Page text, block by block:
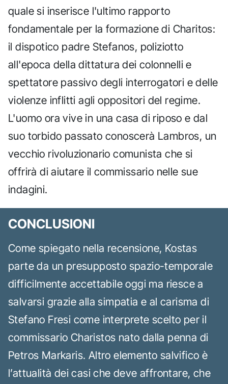
quale si inserisce l'ultimo rapporto
fondamentale per la formazione di Charitos:
il dispotico padre Stefanos, poliziotto
all'epoca della dittatura dei colonnelli e
spettatore passivo degli interrogatori e delle
violenze inflitti agli oppositori del regime.
L'uomo ora vive in una casa di riposo e dal
suo torbido passato conoscerà Lambros, un
vecchio rivoluzionario comunista che si
offrirà di aiutare il commissario nelle sue
indagini.
CONCLUSIONI
Come spiegato nella recensione, Kostas
parte da un presupposto spazio-temporale
difficilmente accettabile oggi ma riesce a
salvarsi grazie alla simpatia e al carisma di
Stefano Fresi come interprete scelto per il
commissario Charistos nato dalla penna di
Petros Markaris. Altro elemento salvifico è
l’attualità dei casi che deve affrontare, che